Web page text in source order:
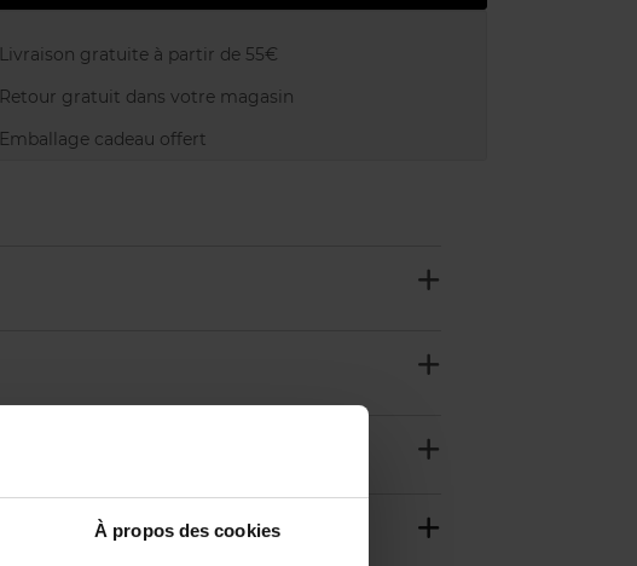
À propos des cookies
Livraison gratuite à partir de 55€
Retour gratuit dans votre magasin
Emballage cadeau offert